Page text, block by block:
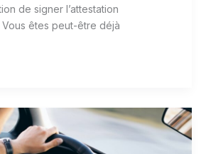
de signer l’attestation
Vous êtes peut-être déjà